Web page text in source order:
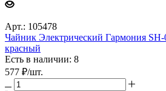
Арт.: 105478
Чайник Электрический Гармония SH-
красный
Есть в наличии: 8
577 ₽/шт.